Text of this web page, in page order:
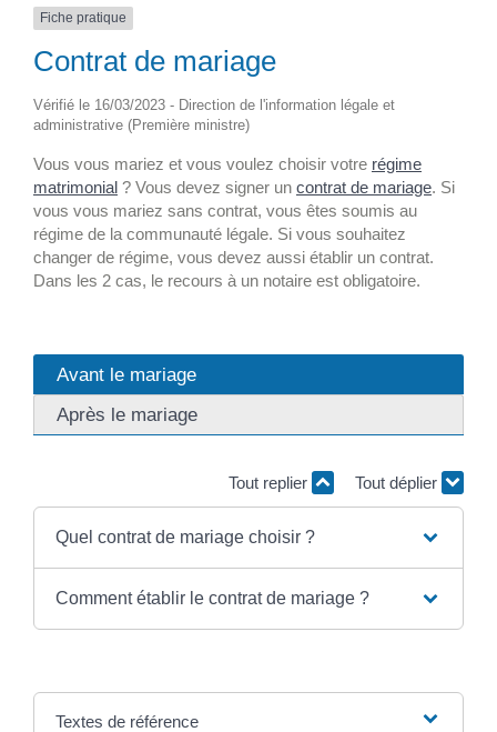
Fiche pratique
Contrat de mariage
Vérifié le 16/03/2023 - Direction de l'information légale et
administrative (Première ministre)
Vous vous mariez et vous voulez choisir votre régime
matrimonial ? Vous devez signer un contrat de mariage. Si
vous vous mariez sans contrat, vous êtes soumis au
régime de la communauté légale. Si vous souhaitez
changer de régime, vous devez aussi établir un contrat.
Dans les 2 cas, le recours à un notaire est obligatoire.
Avant le mariage
Après le mariage
Tout replier Tout déplier
Quel contrat de mariage choisir ?
Comment établir le contrat de mariage ?
Textes de référence